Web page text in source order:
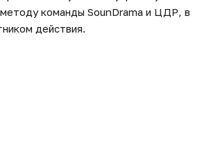
методу команды SounDrama и ЦДР, в
действия.